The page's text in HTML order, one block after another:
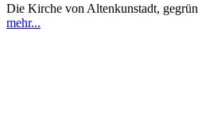
Die Kirche von Altenkunstadt,
mehr...